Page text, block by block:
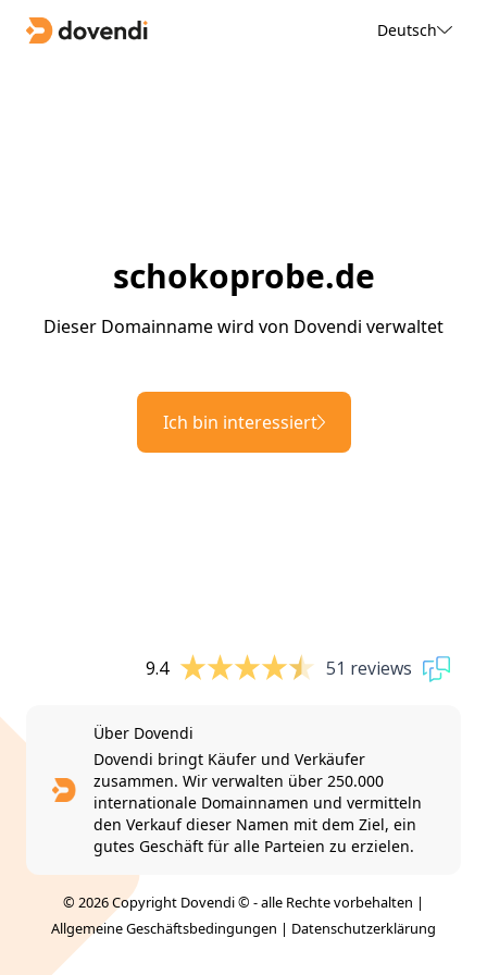
Deutsch
schokoprobe.de
Dieser Domainname wird von Dovendi verwaltet
Ich bin interessiert
9.4 51 reviews
Über Dovendi
Dovendi bringt Käufer und Verkäufer
zusammen. Wir verwalten über 250.000
internationale Domainnamen und vermitteln
den Verkauf dieser Namen mit dem Ziel, ein
gutes Geschäft für alle Parteien zu erzielen.
© 2026 Copyright Dovendi © - alle Rechte vorbehalten |
Allgemeine Geschäftsbedingungen | Datenschutzerklärung